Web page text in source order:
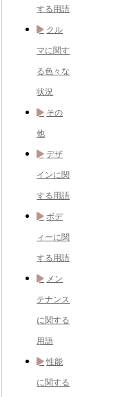
する用語
クル
マに関す
る色々な
状況
その
他
デザ
インに関
する用語
ボデ
ィーに関
する用語
メン
テナンス
に関する
用語
性能
に関する